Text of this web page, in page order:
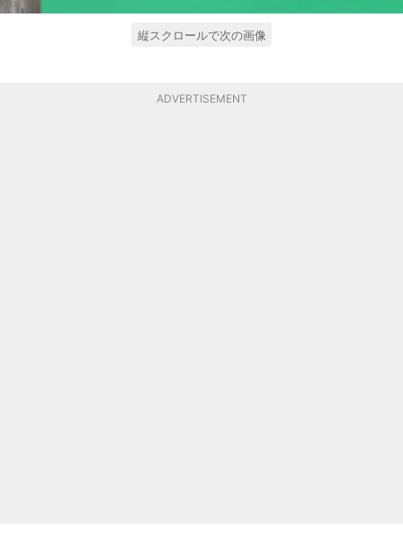
縦スクロールで次の画像
ADVERTISEMENT